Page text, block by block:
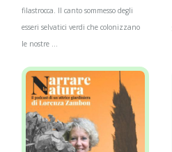
filastrocca. Il canto sommesso degli
esseri selvatici verdi che colonizzano
le nostre ...